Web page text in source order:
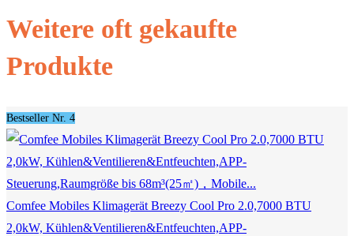
Weitere oft gekaufte
Produkte
Bestseller Nr. 4
Comfee Mobiles Klimagerät Breezy Cool Pro 2.0,7000 BTU
2,0kW, Kühlen&Ventilieren&Entfeuchten,APP-